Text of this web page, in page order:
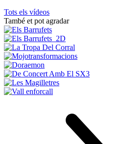
Tots els vídeos
També et pot agradar